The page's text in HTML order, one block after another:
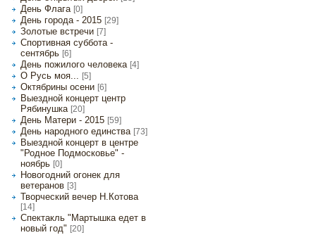
День Флага [0]
День города - 2015 [29]
Золотые встречи [7]
Спортивная суббота -
сентябрь [6]
День пожилого человека [4]
О Русь моя... [5]
Октябрины осени [6]
Выездной концерт центр
Рябинушка [20]
День Матери - 2015 [59]
День народного единства [73]
Выездной концерт в центре
"Родное Подмосковье" -
ноябрь [0]
Новогодний огонек для
ветеранов [3]
Творческий вечер Н.Котова
[14]
Спектакль "Мартышка едет в
новый год" [20]